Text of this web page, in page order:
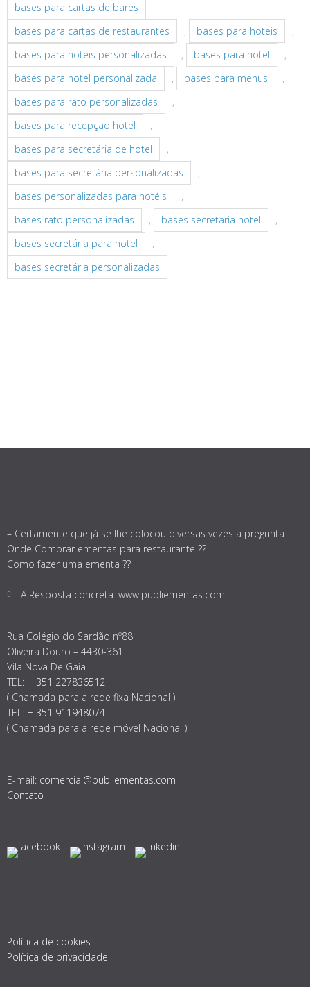
bases para cartas de bares
,
bases para cartas de restaurantes
, bases para hoteis
,
bases para hotéis personalizadas
, bases para hotel
,
bases para hotel personalizada
, bases para menus
,
bases para rato personalizadas
,
bases para recepçao hotel
,
bases para secretária de hotel
,
bases para secretária personalizadas
,
bases personalizadas para hotéis
,
bases rato personalizadas
, bases secretaria hotel
,
bases secretária para hotel
,
bases secretária personalizadas
– Certamente que já se lhe colocou diversas vezes a pregunta :
Onde Comprar ementas para restaurante ??
Como fazer uma ementa ??
A Resposta concreta: www.publiementas.com
Rua Colégio do Sardão nº88
Oliveira Douro – 4430-361
Vila Nova De Gaia
TEL: + 351 227836512
( Chamada para a rede fixa Nacional )
TEL: + 351 911948074
( Chamada para a rede móvel Nacional )
E-mail: comercial@publiementas.com
Contato
Política de cookies
Política de privacidade